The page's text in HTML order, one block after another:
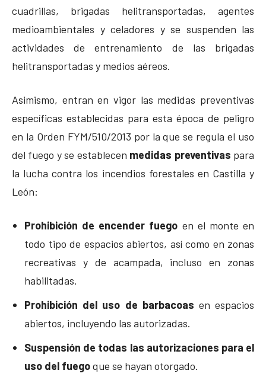
cuadrillas, brigadas helitransportadas, agentes
medioambientales y celadores y se suspenden las
actividades de entrenamiento de las brigadas
helitransportadas y medios aéreos.
Asimismo, entran en vigor las medidas preventivas
específicas establecidas para esta época de peligro
en la Orden FYM/510/2013 por la que se regula el uso
del fuego y se establecen medidas preventivas para
la lucha contra los incendios forestales en Castilla y
León:
Prohibición de encender fuego en el monte en
todo tipo de espacios abiertos, así como en zonas
recreativas y de acampada, incluso en zonas
habilitadas.
Prohibición del uso de barbacoas en espacios
abiertos, incluyendo las autorizadas.
Suspensión de todas las autorizaciones para el
uso del fuegoque se hayan otorgado.